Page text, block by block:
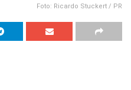
Foto: Ricardo Stuckert / PR